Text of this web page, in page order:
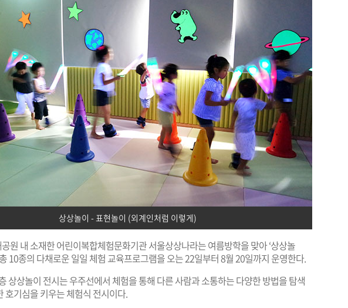
상상놀이 - 표현놀이 (외계인처럼 이렇게)
원 내 소재한 어린이복합체험문화기관 서울상상나라는 여름방학을 맞아 ‘상상놀
10종의 다채로운 일일 체험 교육프로그램을 오는 22일부터 8월 20일까지 운영한다.
상상놀이 전시는 우주선에서 체험을 통해 다른 사람과 소통하는 다양한 방법을 탐색
호기심을 키우는 체험식 전시이다.